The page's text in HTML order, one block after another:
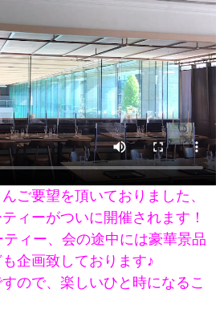
ご要望を頂いておりました、
ィーがついに開催されます！
ィー、会の途中には豪華景品
企画致しております♪
ので、楽しいひと時になるこ